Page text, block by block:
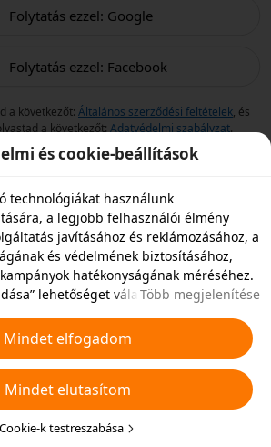
Folytatás ezzel: Google
Folytatás ezzel: Facebook
a következőt: Általános szerződési feltételek, és
a következőt: Adatvédelmi szabályzat.
és cookie-beállítások
technológiákat használunk
a legjobb felhasználói élmény
javításához és reklámozásához, a
és védelmének biztosításához,
hatékonyságának méréséhez.
lehetőséget választja, akkor
tároljunk az eszközén hirdetési célokra.
nem alapvető cookie-t, vagy az alábbi
gombra kattintva vagy az adatvédelmi
kiválaszthatja, hogy mely típusú
vagy letiltani. További
kra és hasonló technológiákra
Több megjelenítése
Mindet elfogadom
Mindet elutasítom
Cookie-k testreszabása